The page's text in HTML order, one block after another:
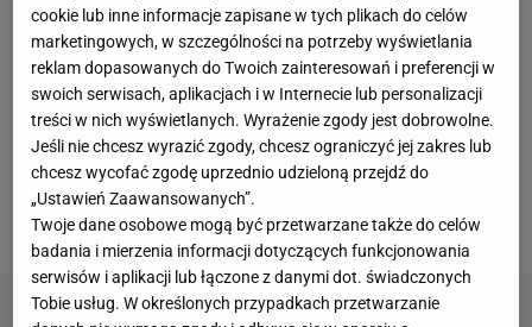
Rosji na Ukrainę, byłoSchalke 04. Niemieckaekipa
podjęła decyzję o rozwiązaniu umowy z wieloletnim
sponsorem, firmą Gazprom, czyli rosyjskim
koncernem, największym wydobywcą gazu
ziemnego. Dla grającego w 2. Bundeslidze zespołu
była to trudna decyzja przede wszystkim ze
względów finansowych.
cookie lub inne informacje zapisane w tych plikach do celów
marketingowych, w szczególności na potrzeby wyświetlania
reklam dopasowanych do Twoich zainteresowań i preferencji w
swoich serwisach, aplikacjach i w Internecie lub personalizacji
treści w nich wyświetlanych. Wyrażenie zgody jest dobrowolne.
Jeśli nie chcesz wyrazić zgody, chcesz ograniczyć jej zakres lub
chcesz wycofać zgodę uprzednio udzieloną przejdź do
„Ustawień Zaawansowanych”.
Twoje dane osobowe mogą być przetwarzane także do celów
badania i mierzenia informacji dotyczących funkcjonowania
serwisów i aplikacji lub łączone z danymi dot. świadczonych
Tobie usług. W określonych przypadkach przetwarzanie